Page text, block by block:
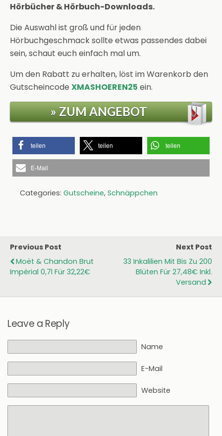
Hörbücher & Hörbuch-Downloads.
Die Auswahl ist groß und für jeden
Hörbuchgeschmack sollte etwas passendes dabei
sein, schaut euch einfach mal um.
Um den Rabatt zu erhalten, löst im Warenkorb den
Gutscheincode XMASHOEREN25 ein.
» ZUM ANGEBOT
teilen teilen teilen
E-Mail
Categories: Gutscheine, Schnäppchen
Previous Post
Moët & Chandon Brut
Impérial 0,7l Für 32,22€
Next Post
33 Inkalilien Mit Bis Zu 200
Blüten Für 27,48€ Inkl.
Versand
Leave a Reply
Name
E-Mail
Website